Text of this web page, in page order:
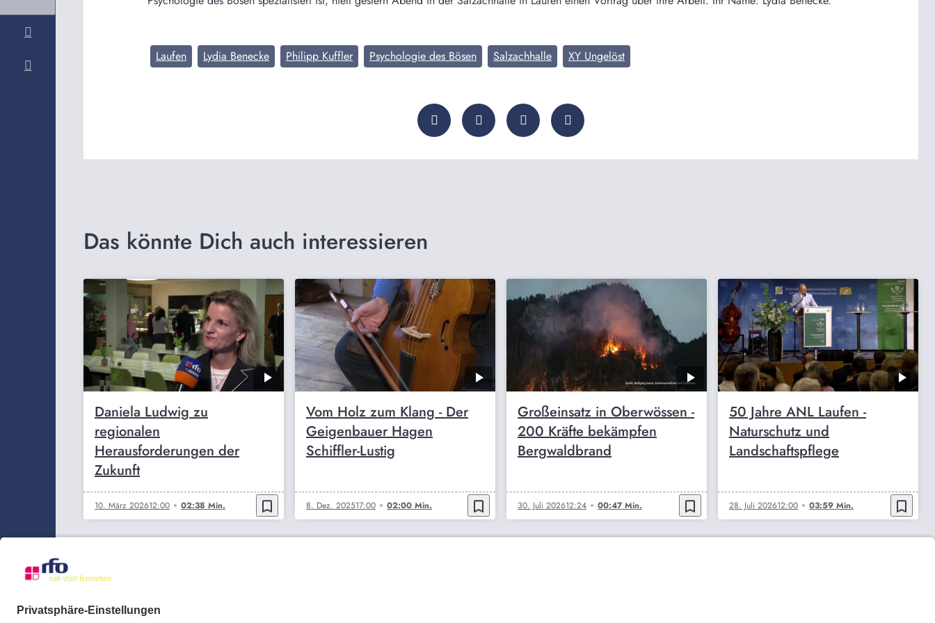
Laufen Lydia Benecke Philipp Kuffler Psychologie des Bösen Salzachhalle XY Ungelöst
Das könnte Dich auch interessieren
Daniela Ludwig zu
regionalen
Herausforderungen der
Zukunft
10. März 202612:00 02:38 Min. bookmark_border
Vom Holz zum Klang - Der
Geigenbauer Hagen
Schiffler-Lustig
8. Dez. 202517:00 02:00 Min. bookmark_border
Großeinsatz in Oberwössen -
200 Kräfte bekämpfen
Bergwaldbrand
30. Juli 202612:24 00:47 Min. bookmark_border
50 Jahre ANL Laufen -
Naturschutz und
Landschaftspflege
28. Juli 202612:00 03:59 Min. bookmark_border